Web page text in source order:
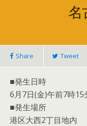
名
Share Tweet
■発生日時
6月7日(金)午前7時15
■発生場所
港区大西2丁目地内